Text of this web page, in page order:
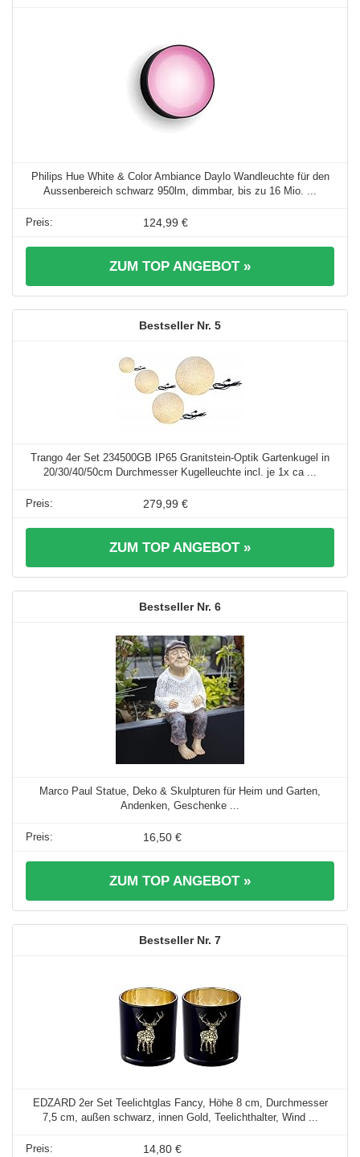
Philips Hue White & Color Ambiance Daylo Wandleuchte für den
Aussenbereich schwarz 950lm, dimmbar, bis zu 16 Mio. ...
124,99 €
ZUM TOP ANGEBOT »
5
Trango 4er Set 234500GB IP65 Granitstein-Optik Gartenkugel in
20/30/40/50cm Durchmesser Kugelleuchte incl. je 1x ca ...
279,99 €
ZUM TOP ANGEBOT »
6
Marco Paul Statue, Deko & Skulpturen für Heim und Garten,
Andenken, Geschenke ...
16,50 €
ZUM TOP ANGEBOT »
7
EDZARD 2er Set Teelichtglas Fancy, Höhe 8 cm, Durchmesser
7,5 cm, außen schwarz, innen Gold, Teelichthalter, Wind ...
14,80 €